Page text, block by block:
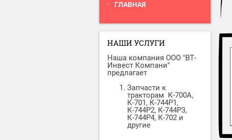
ГЛАВНАЯ
НАШИ УСЛУГИ
Наша компания ООО "ВТ-
Инвест Компани"
предлагает
Запчасти к
тракторам К-700А,
К-701, К-744Р1,
К-744Р2, К-744Р3,
К-744Р4, К-702 и
другие